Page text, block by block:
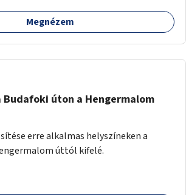
Megnézem
úton a Hengermalom
erre alkalmas helyszíneken a
úttól kifelé.